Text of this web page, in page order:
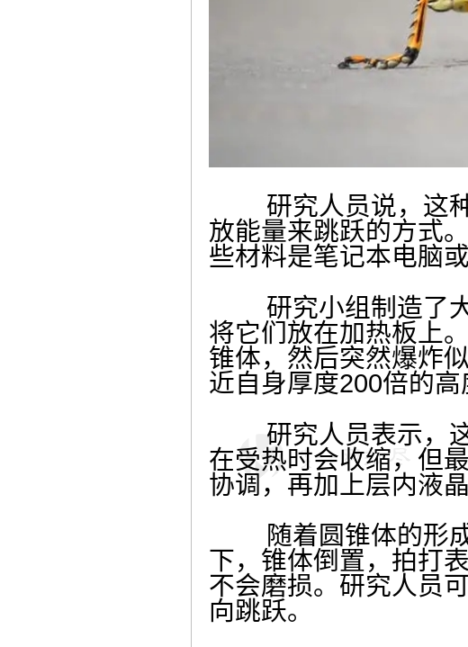
研究人员说，这种
放能量来跳跃的方式
些材料是笔记本电脑
研究小组制造了大
将它们放在加热板上
锥体，然后突然爆炸
近自身厚度200倍的高
研究人员表示，这
在受热时会收缩，但
协调，再加上层内液
随着圆锥体的形成
下，锥体倒置，拍打
不会磨损。研究人员
向跳跃。